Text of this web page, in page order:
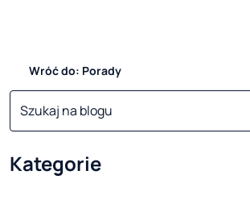
Wróć do: Porady
Kategorie